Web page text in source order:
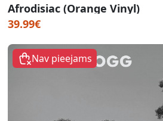
Afrodisiac (Orange Vinyl)
39.99€
Nav pieejams